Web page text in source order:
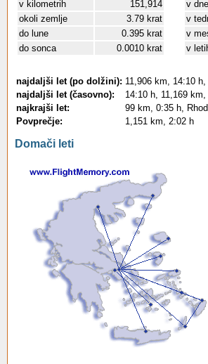
v kilometrih
151,914
okoli zemlje
3.79 krat
do lune
0.395 krat
do sonca
0.0010 krat
v
v
v
v
najdaljši let (po dolžini): 11,906 km, 14:10
najdaljši let (časovno):
14:10 h, 11,169
najkrajši let:
99 km, 0:35 h,
Povprečje:
1,151 km, 2:02 h
Domači leti